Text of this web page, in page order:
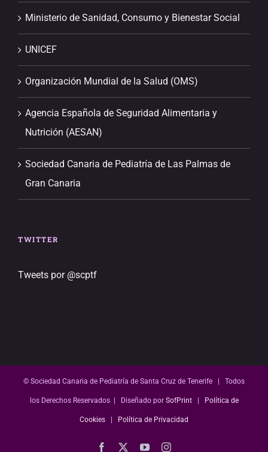
Ministerio de Sanidad, Consumo y Bienestar Social
UNICEF
Organización Mundial de la Salud (OMS)
Agencia Española de Seguridad Alimentaria y
Nutrición (AESAN)
Sociedad Canaria de Pediatría de Las Palmas de
Gran Canaria
TWITTER
Tweets por @scptf
© Sociedad Canaria de Pediatría de Santa Cruz de Tenerife | Todos
los Derechos Reservados | Diseñado por SofPrint| Política de
Cookies Política de Privacidad
Facebook YouTubeInstagram